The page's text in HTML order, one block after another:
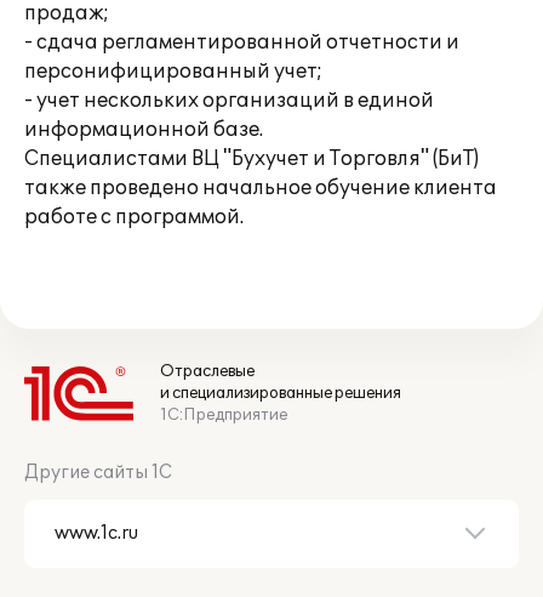
продаж;
- сдача регламентированной отчетности и
персонифицированный учет;
- учет нескольких организаций в единой
информационной базе.
Специалистами ВЦ "Бухучет и Торговля" (БиТ)
также проведено начальное обучение клиента
работе с программой.
Отраслевые
и специализированные решения
1С:Предприятие
Другие сайты 1С